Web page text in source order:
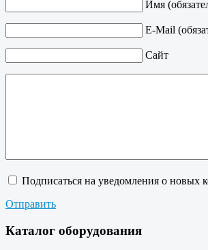
Имя
E-Mail
Сайт
Подписаться на уведомления о новых
Отправить
Каталог оборудования